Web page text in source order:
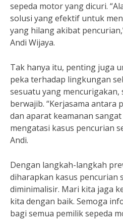
sepeda motor yang dicuri.
solusi yang efektif untuk
yang hilang akibat
Andi Wijaya.
Tak hanya itu, penting juga
peka terhadap lingkungan
sesuatu yang
berwajib. “Kerjasama antara
dan aparat keamanan
mengatasi kasus pencurian
Andi.
Dengan langkah-langkah
diharapkan kasus pencurian
diminimalisir. Mari kita jaga
kita dengan baik. Semoga
bagi semua pemilik sepeda